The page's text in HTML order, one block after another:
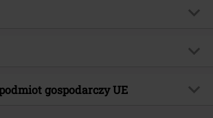
Heavy Metal
gospodarczy UE